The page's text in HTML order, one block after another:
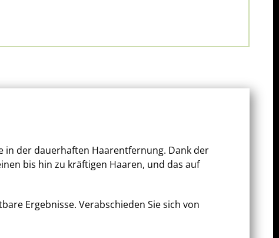
in der dauerhaften Haarentfernung. Dank der
bis hin zu kräftigen Haaren, und das auf
Ergebnisse. Verabschieden Sie sich von